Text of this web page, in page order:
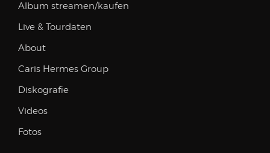
Album streamen/kaufen
Live & Tourdaten
About
Caris Hermes Group
Diskografie
Videos
Fotos